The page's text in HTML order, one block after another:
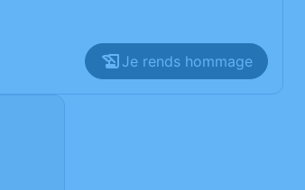
Je rends hommage